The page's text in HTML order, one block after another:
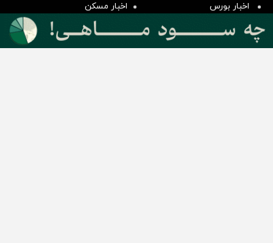
اخبار بورس
اخبار مسکن
اخبار خودرو
اخبار تکنولوژی